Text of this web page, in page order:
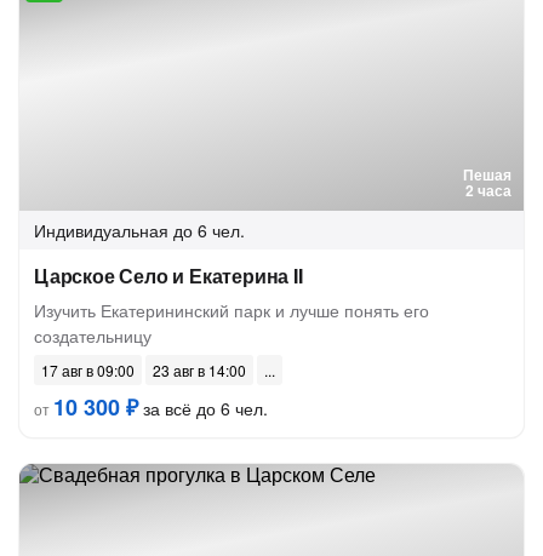
Пешая
2 часа
Индивидуальная до 6 чел.
Царское Село и Екатерина II
Изучить Екатерининский парк и лучше понять его
создательницу
17 авг в 09:00
23 авг в 14:00
от 10 300 ₽за всё до 6 чел.